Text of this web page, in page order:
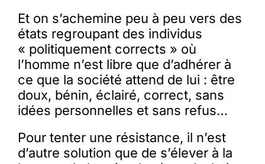
Et on s’achemine peu à peu vers des
états regroupant des individus
« politiquement corrects » où
l’homme n’est libre que d’adhérer à
ce que la société attend de lui : être
doux, bénin, éclairé, correct, sans
idées personnelles et sans refus…
Pour tenter une résistance, il n’est
d’autre solution que de s’élever à la